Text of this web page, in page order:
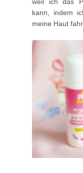
kann, indem
meine Haut